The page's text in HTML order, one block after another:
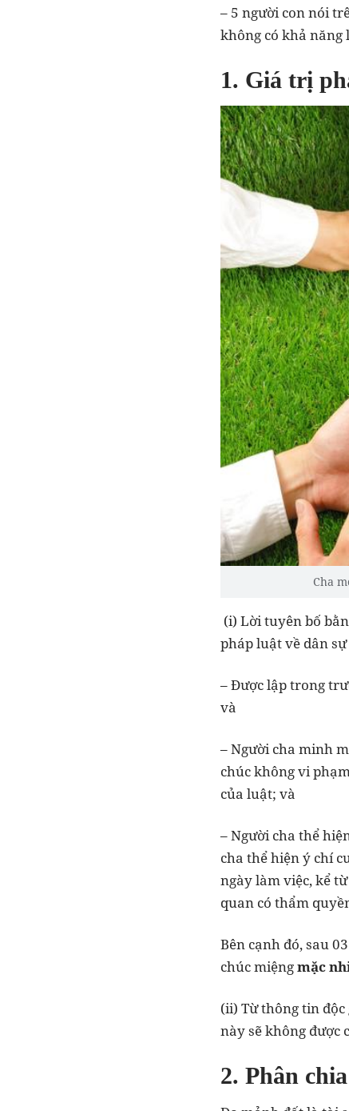
– 5 người con nói
không có khả năng
1. Giá trị
Cha
(i) Lời tuyên bố
pháp luật về dân
– Được lập trong
và
– Người cha minh
chúc không vi
của luật; và
– Người cha thể
cha thể hiện ý chí
ngày làm việc, kể
quan có thẩm
Bên cạnh đó, sau
chúc miệngmặc
(ii) Từ thông tin
này sẽ không được
2. Phân